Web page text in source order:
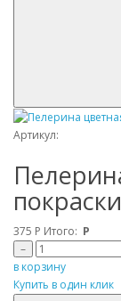
Артикул:
375 Р Итого: Р
–
в корзину
Купить в один клик